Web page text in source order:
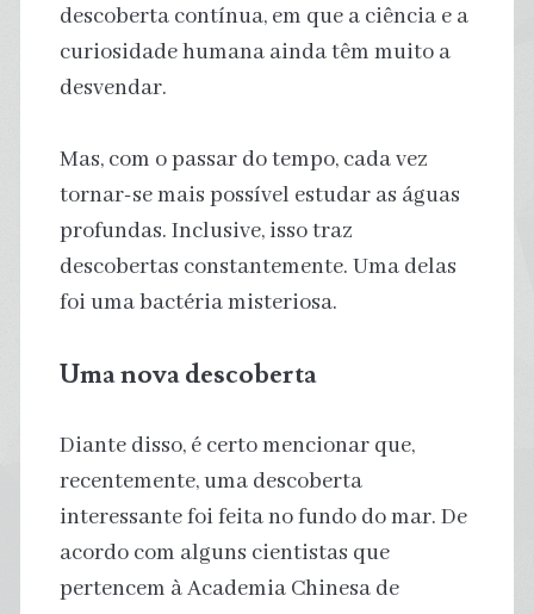
descoberta contínua, em que a ciência e a
curiosidade humana ainda têm muito a
desvendar.
Mas, com o passar do tempo, cada vez
tornar-se mais possível estudar as águas
profundas. Inclusive, isso traz
descobertas constantemente. Uma delas
foi uma bactéria misteriosa.
Uma nova descoberta
Diante disso, é certo mencionar que,
recentemente, uma descoberta
interessante foi feita no fundo do mar. De
acordo com alguns cientistas que
pertencem à Academia Chinesa de